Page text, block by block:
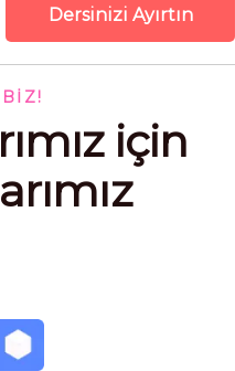
Dersinizi Ayırtın
için